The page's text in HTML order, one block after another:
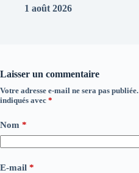
1 août 2026
Laisser un commentaire
Votre adresse e-mail ne sera pas publiée.
indiqués avec *
Nom *
E-mail *